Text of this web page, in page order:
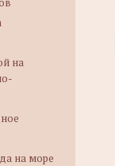
на
на море